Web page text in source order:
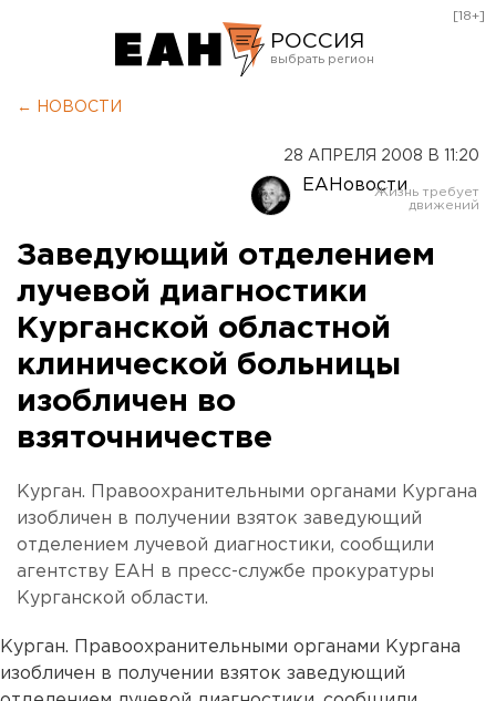
РОССИЯ
Оренбург
[18+]
← НОВОСТИ
28 АПРЕЛЯ 2008 В 11:20
ЕАНовости
Заведующий отделением
лучевой диагностики
Курганской областной
клинической больницы
изобличен во
взяточничестве
Курган. Правоохранительными органами Кургана
изобличен в получении взяток заведующий
отделением лучевой диагностики, сообщили
агентству ЕАН в пресс-службе прокуратуры
Курганской области.
Курган. Правоохранительными органами Кургана
изобличен в получении взяток заведующий